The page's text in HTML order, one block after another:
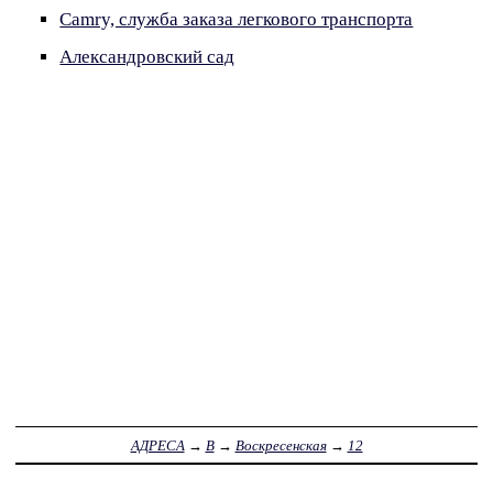
Camry, служба заказа легкового транспорта
Александровский сад
АДРЕСА → В→ Воскресенская→ 12